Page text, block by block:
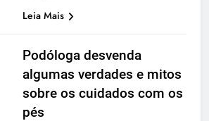
Leia Mais
Podóloga desvenda
algumas verdades e mitos
sobre os cuidados com os
pés